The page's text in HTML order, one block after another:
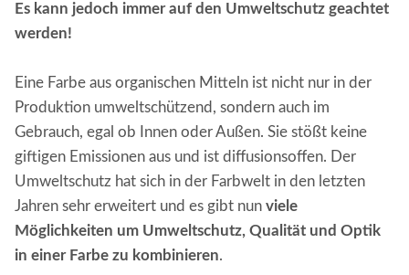
Es kann jedoch immer auf den Umweltschutz geachtet
werden!
Eine Farbe aus organischen Mitteln ist nicht nur in der
Produktion umweltschützend, sondern auch im
Gebrauch, egal ob Innen oder Außen. Sie stößt keine
giftigen Emissionen aus und ist diffusionsoffen. Der
Umweltschutz hat sich in der Farbwelt in den letzten
Jahren sehr erweitert und es gibt nun viele
Möglichkeiten um Umweltschutz, Qualität und Optik
in einer Farbe zu kombinieren.